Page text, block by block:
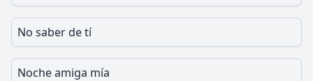
No saber de tí
Noche amiga mía